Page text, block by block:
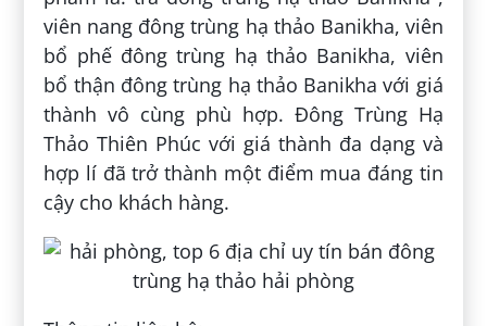
viên nang đông trùng hạ thảo Banikha, viên
bổ phế đông trùng hạ thảo Banikha, viên
bổ thận đông trùng hạ thảo Banikha với giá
thành vô cùng phù hợp. Đông Trùng Hạ
Thảo Thiên Phúc với giá thành đa dạng và
hợp lí đã trở thành một điểm mua đáng tin
cậy cho khách hàng.